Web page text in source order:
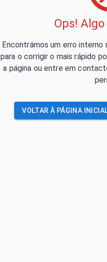
Ops!
Encontrámos um erro interno
para o corrigir o mais rápido
a página ou entre em
VOLTAR À PÁGINA